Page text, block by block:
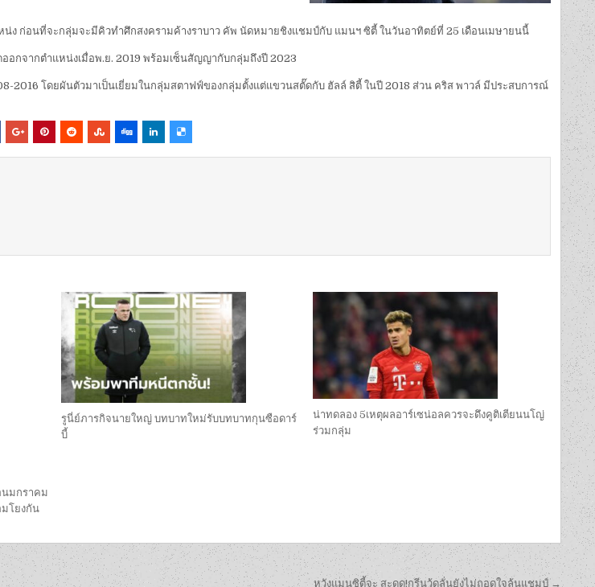
ก่อนที่จะกลุ่มจะมีคิวทำศึกสงครามค้างราบาว คัพ นัดหมายชิงแชมป์กับ แมนฯ ซิตี้ ในวันอาทิตย์ที่ 25 เดือนเมษายนนี้
อกจากตำแหน่งเมื่อพ.ย. 2019 พร้อมเซ็นสัญญากับกลุ่มถึงปี 2023
2016 โดยผันตัวมาเป็นเยี่ยมในกลุ่มสตาฟฟ์ของกลุ่มตั้งแต่แขวนสตั๊ดกับ ฮัลล์ สิตี้ ในปี 2018 ส่วน คริส พาวล์ มีประสบการณ์
นมกราคม
โยงกัน
รูนี่ย์ภารกิจนายใหญ่ บทบาทใหม่รับบทบาทกุนซือดาร์
บี้
น่าทดลอง 5เหตุผลอาร์เซน่อลควรจะดึงคูติเตียนนโญ่
ร่วมกลุ่ม
หวังแมนซิตี้จะ สะดุด!กรีนวู้ดลั่นยังไม่ถอดใจลุ้นแชมป์ →